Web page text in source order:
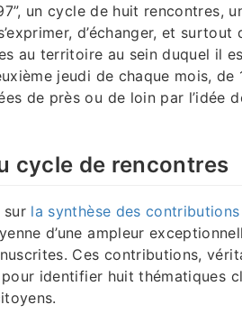
un cycle de huit rencontres,
d’échanger, et
au territoire au sein duquel il
jeudi de chaque mois,
de près ou de loin par l’idée
cycle de rencontres
sur la synthèse des
d’une ampleur
Ces contributions,
identifier huit thématiques